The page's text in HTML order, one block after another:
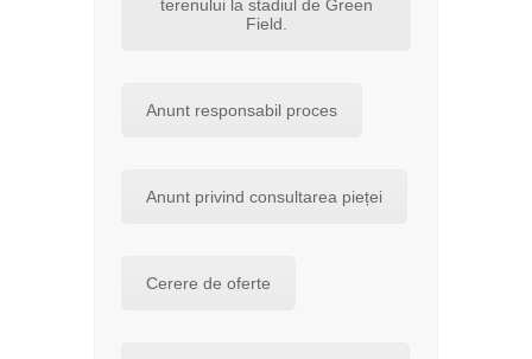
terenului la stadiul de Green
Field.
Anunt responsabil proces
Anunt privind consultarea pieței
Cerere de oferte